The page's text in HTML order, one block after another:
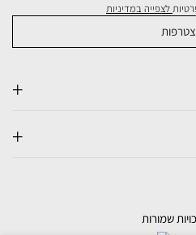
לצפייה במדיניות
שמורות